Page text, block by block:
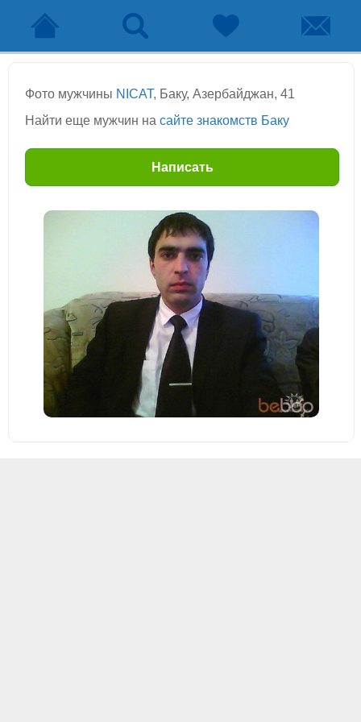
Фото мужчины NICAT, Баку, Азербайджан, 41
Найти еще мужчин на сайте знакомств Баку
Написать